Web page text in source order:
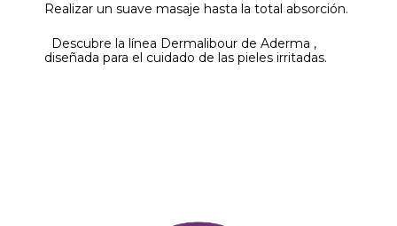
Realizar un suave masaje hasta la total absorción.
Descubre la línea Dermalibour de Aderma ,
diseñada para el cuidado de las pieles irritadas.